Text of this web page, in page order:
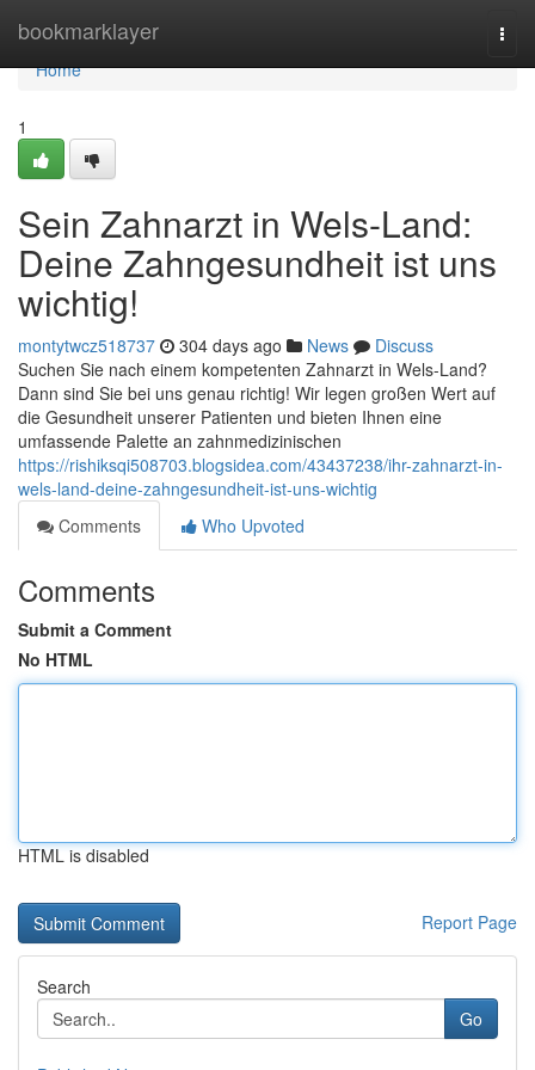
bookmarklayer
Home
Home
1
Sein Zahnarzt in Wels-Land:
Deine Zahngesundheit ist uns
wichtig!
montytwcz518737 304 days ago News
Discuss
Suchen Sie nach einem kompetenten Zahnarzt in Wels-Land?
Dann sind Sie bei uns genau richtig! Wir legen großen Wert auf
die Gesundheit unserer Patienten und bieten Ihnen eine
umfassende Palette an zahnmedizinischen
https://rishiksqi508703.blogsidea.com/43437238/ihr-zahnarzt-in-
wels-land-deine-zahngesundheit-ist-uns-wichtig
Comments
Who Upvoted
Comments
Submit a Comment
No HTML
HTML is disabled
Report Page
Search
Go